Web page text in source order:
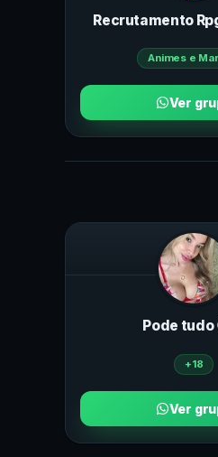
Recrutamento
Animes e
Ver
Pode tudo
+18
Ver